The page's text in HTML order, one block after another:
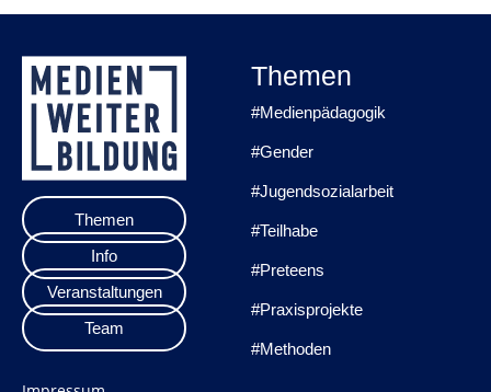
Themen
Info
Veranstaltungen
Team
Themen
#Medienpädagogik
#Gender
#Jugendsozialarbeit
#Teilhabe
#Preteens
#Praxisprojekte
#Methoden